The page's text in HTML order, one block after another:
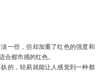
一些，但却加重了红色的强度和
合都市感的红色。
的，轻易就能让人感觉到一种都